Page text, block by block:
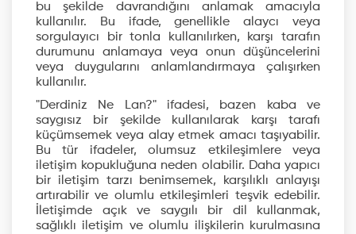
bu şekilde davrandığını anlamak amacıyla
kullanılır. Bu ifade, genellikle alaycı veya
sorgulayıcı bir tonla kullanılırken, karşı tarafın
durumunu anlamaya veya onun düşüncelerini
veya duygularını anlamlandırmaya çalışırken
kullanılır.
"Derdiniz Ne Lan?" ifadesi, bazen kaba ve
saygısız bir şekilde kullanılarak karşı tarafı
küçümsemek veya alay etmek amacı taşıyabilir.
Bu tür ifadeler, olumsuz etkileşimlere veya
iletişim kopukluğuna neden olabilir. Daha yapıcı
bir iletişim tarzı benimsemek, karşılıklı anlayışı
artırabilir ve olumlu etkileşimleri teşvik edebilir.
İletişimde açık ve saygılı bir dil kullanmak,
sağlıklı iletişim ve olumlu ilişkilerin kurulmasına